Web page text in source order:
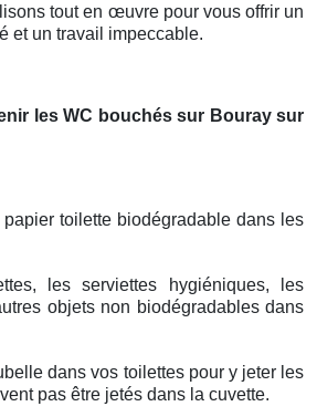
tout en œuvre pour vous offrir un
et un travail impeccable.
les WC bouchés sur Bouray sur
toilette biodégradable dans les
les serviettes hygiéniques, les
objets non biodégradables dans
dans vos toilettes pour y jeter les
pas être jetés dans la cuvette.